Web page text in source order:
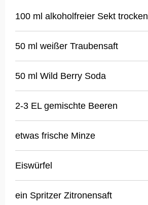
100 ml alkoholfreier Sekt trocken
50 ml weißer Traubensaft
50 ml Wild Berry Soda
2-3 EL gemischte Beeren
etwas frische Minze
Eiswürfel
ein Spritzer Zitronensaft